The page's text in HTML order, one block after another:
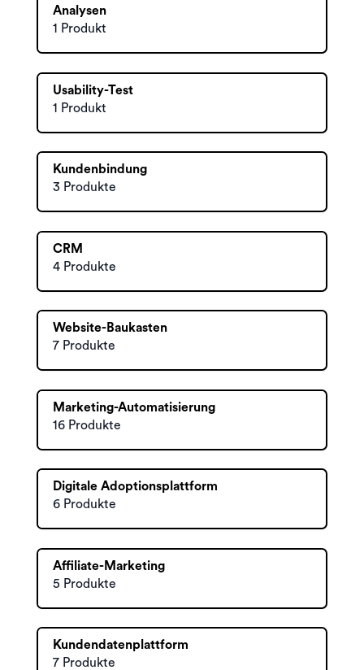
Analysen
1 Produkt
Usability-Test
1 Produkt
Kundenbindung
3 Produkte
CRM
4 Produkte
Website-Baukasten
7 Produkte
Marketing-Automatisierung
16 Produkte
Digitale Adoptionsplattform
6 Produkte
Affiliate-Marketing
5 Produkte
Kundendatenplattform
7 Produkte